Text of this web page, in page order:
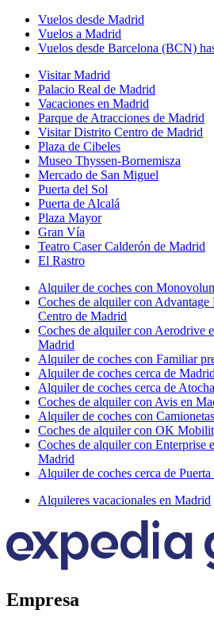
Vuelos desde Madrid
Vuelos a Madrid
Vuelos desde Barcelona (BCN)
Visitar Madrid
Palacio Real de Madrid
Vacaciones en Madrid
Parque de Atracciones de Madrid
Visitar Distrito Centro de Madrid
Plaza de Cibeles
Museo Thyssen-Bornemisza
Mercado de San Miguel
Puerta del Sol
Puerta de Alcalá
Plaza Mayor
Gran Vía
Teatro Caser Calderón de Madrid
El Rastro
Alquiler de coches con
Coches de alquiler con
Centro de Madrid
Coches de alquiler con Aerodrive
Madrid
Alquiler de coches con Familiar
Alquiler de coches cerca de Madrid
Alquiler de coches cerca de Atocha
Coches de alquiler con Avis en
Alquiler de coches con
Coches de alquiler con OK
Coches de alquiler con Enterprise
Madrid
Alquiler de coches cerca de Puerta
Alquileres vacacionales en Madrid
Empresa